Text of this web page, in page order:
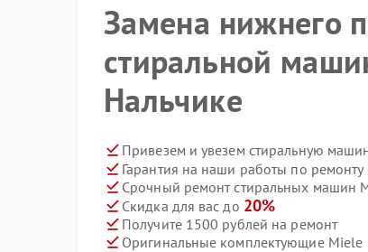
Замена нижнего
стиральной
Нальчике
Привезем и увезем стиральную
Гарантия на наши работы по
Срочный ремонт стиральных машин
Скидка для вас до 20%
Получите 1500 рублей на ремонт
Оригинальные комплектующие Miele